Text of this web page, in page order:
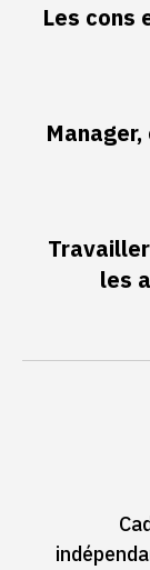
Les cons
les